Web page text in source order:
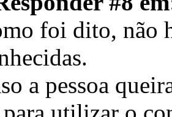
foi dito, não
a pessoa